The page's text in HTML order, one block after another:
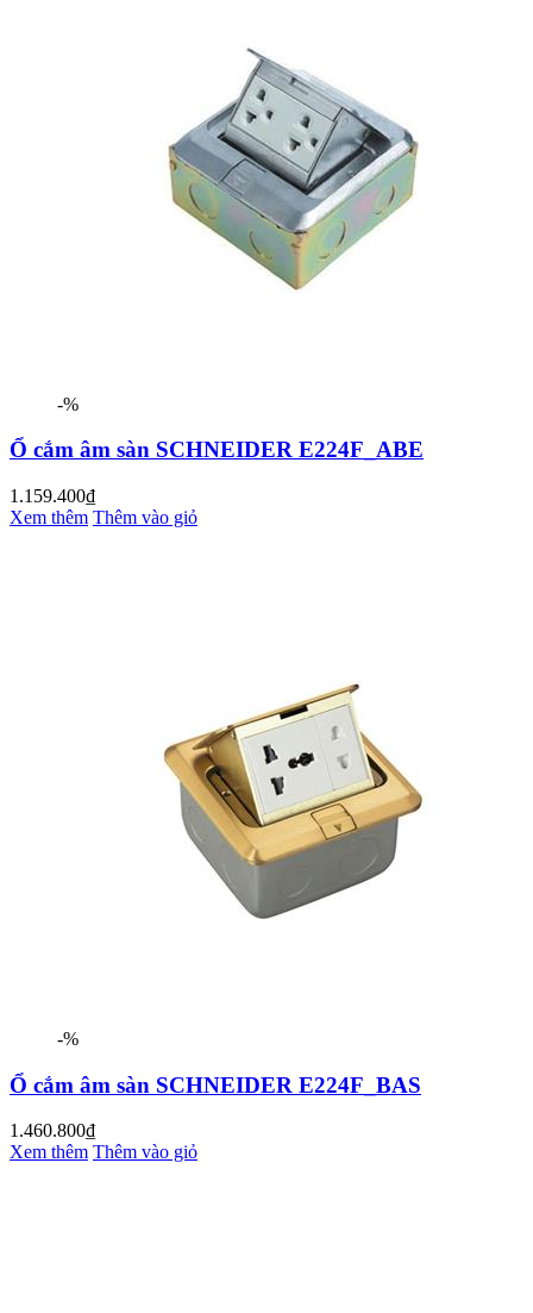
-%
Ổ cắm âm sàn SCHNEIDER E224F_ABE
1.159.400₫
Xem thêm Thêm vào giỏ
-%
Ổ cắm âm sàn SCHNEIDER E224F_BAS
1.460.800₫
Xem thêm Thêm vào giỏ